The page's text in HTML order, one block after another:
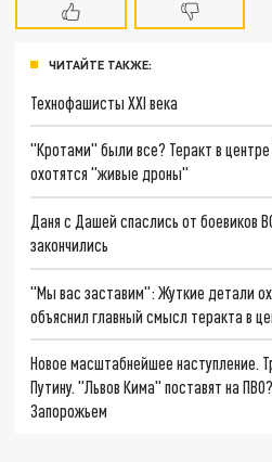
ЧИТАЙТЕ ТАКЖЕ:
Технофашисты XXI века
"Кротами" были все? Теракт в
охотятся "живые дроны"
Даня с Дашей спаслись от боевиков
закончились
"Мы вас заставим": Жуткие детали
объяснил главный смысл теракта в
Новое масштабнейшее наступление.
Путину. "Львов Кима" поставят на
Запорожьем